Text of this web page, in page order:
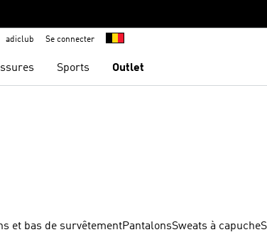
adiclub Se connecter
Sports Outlet
et bas de survêtementPantalonsSweats à capuche